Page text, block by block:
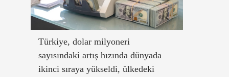
Türkiye, dolar milyoneri
sayısındaki artış hızında dünyada
ikinci sıraya yükseldi, ülkedeki